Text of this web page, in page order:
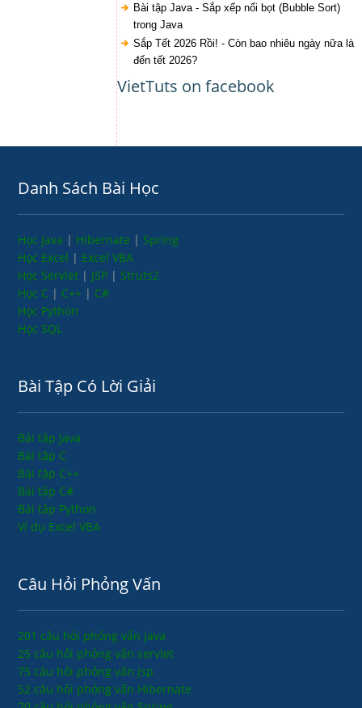
Bài tập Java - Sắp xếp nổi bọt (Bubble Sort)
trong Java
Sắp Tết 2026 Rồi! - Còn bao nhiêu ngày nữa là
đến tết 2026?
VietTuts on facebook
Danh Sách Bài Học
Học Java | Hibernate | Spring
Học Excel | Excel VBA
Học Servlet | JSP | Struts2
Học C | C++ | C#
Học Python
Học SQL
Bài Tập Có Lời Giải
Bài tập Java
Bài tập C
Bài tập C++
Bài tập C#
Bài tập Python
Ví dụ Excel VBA
Câu Hỏi Phỏng Vấn
201 câu hỏi phỏng vấn java
25 câu hỏi phỏng vấn servlet
75 câu hỏi phỏng vấn jsp
52 câu hỏi phỏng vấn Hibernate